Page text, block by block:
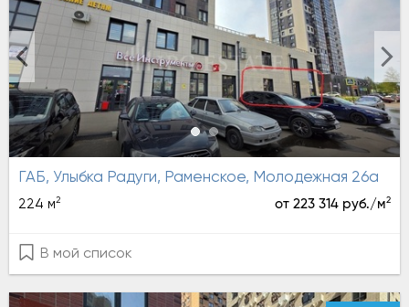
ГАБ, Улыбка Радуги, Раменское, Молодежная 26а
224 м2 от 223 314 руб./м2
В мой список